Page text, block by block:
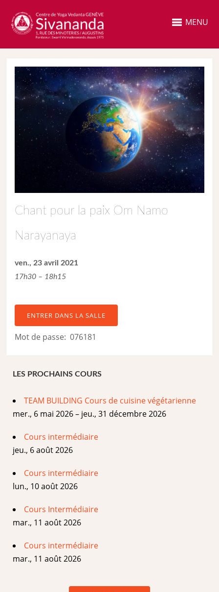
MENU
Chant pour la paix Om Namo
Narayanaya
ven., 23 avril 2021
17h30 – 18h15
ENTRER DANS LA SALLE
Mot de passe: 076181
LES PROCHAINS COURS
TEAM BUILDING Cours de cuisine végétarienne
mer., 6 mai 2026 – jeu., 31 décembre 2026
Cours intermédiaire
jeu., 6 août 2026
Cours intermédiaire
lun., 10 août 2026
Cours Intermédiaire
mar., 11 août 2026
Cours intermédiaire
mar., 11 août 2026